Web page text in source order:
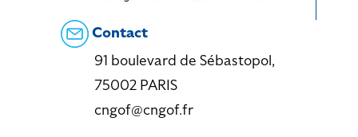
Contact
91 boulevard de Sébastopol,
75002 PARIS
cngof@cngof.fr